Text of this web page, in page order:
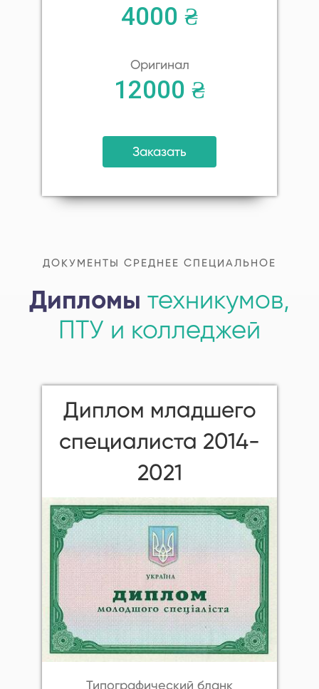
4000 ₴
Оригинал
12000 ₴
Заказать
ДОКУМЕНТЫ СРЕДНЕЕ СПЕЦИАЛЬНОЕ
Дипломы техникумов,
ПТУ и колледжей
Диплом младшего
специалиста 2014-
2021
Типографический бланк